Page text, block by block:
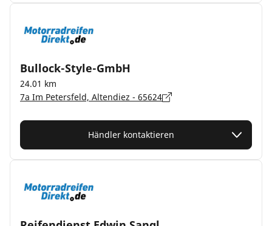
Bullock-Style-GmbH
24.01 km
7a Im Petersfeld, Altendiez - 65624
Händler kontaktieren